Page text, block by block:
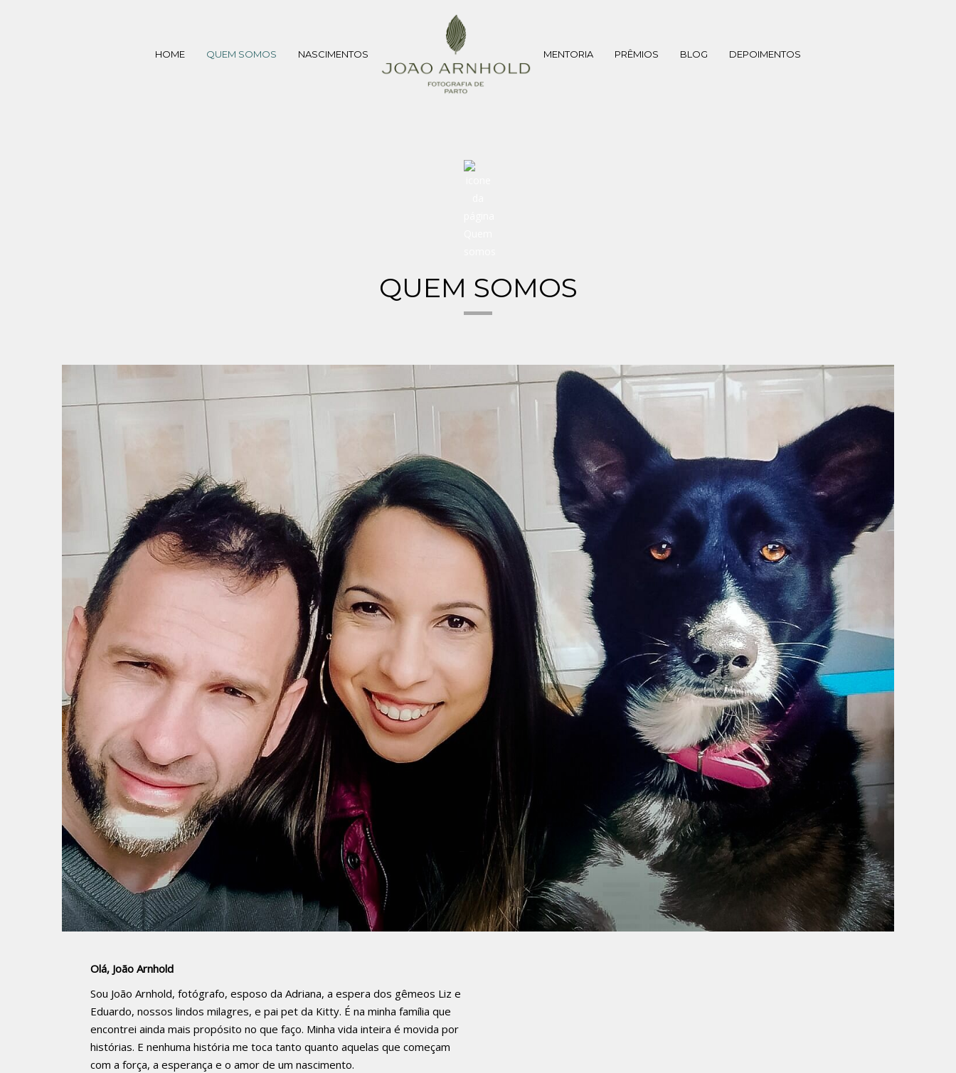
HOME QUEM SOMOS NASCIMENTOS MENTORIA PRÊMIOS BLOG DEPOIMENTOS
QUEM SOMOS
Olá, João Arnhold
Sou João Arnhold, fotógrafo, esposo da Adriana, a espera dos gêmeos Liz e
Eduardo, nossos lindos milagres, e pai pet da Kitty. É na minha família que
encontrei ainda mais propósito no que faço. Minha vida inteira é movida por
histórias. E nenhuma história me toca tanto quanto aquelas que começam
com a força, a esperança e o amor de um nascimento.